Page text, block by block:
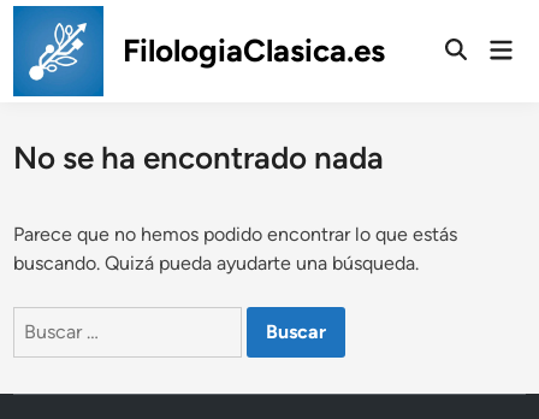
Saltar
contenido
FilologiaClasica.es
No se ha encontrado nada
Parece que no hemos podido encontrar lo que estás
buscando. Quizá pueda ayudarte una búsqueda.
Buscar: